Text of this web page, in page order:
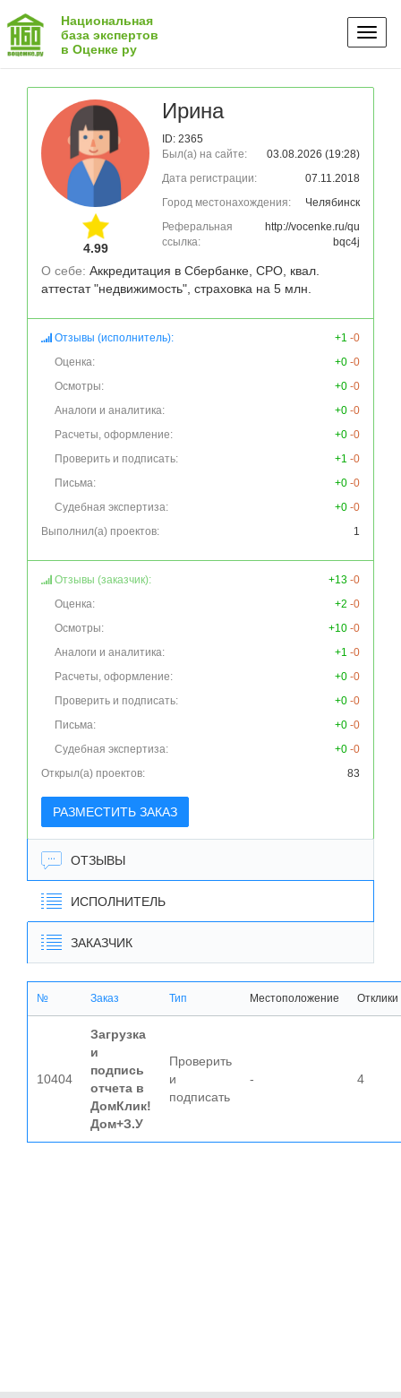
Национальная
база экспертов
в Оценке ру
4.99
Ирина
ID: 2365
Был(а) на сайте:
03.08.2026 (19:28)
Дата регистрации:
07.11.2018
Город местонахождения:
Челябинск
Реферальная
ссылка:
http://vocenke.ru/qu
bqc4j
О себе: Аккредитация в Сбербанке, СРО, квал.
аттестат "недвижимость", страховка на 5 млн.
Отзывы (исполнитель): +1 -0
Оценка:
+0 -0
Осмотры:
+0 -0
Аналоги и аналитика:
+0 -0
Расчеты, оформление:
+0 -0
Проверить и подписать:
+1 -0
Письма:
+0 -0
Судебная экспертиза:
+0 -0
Выполнил(а) проектов:
1
Отзывы (заказчик): +13 -0
Оценка:
+2 -0
Осмотры:
+10 -0
Аналоги и аналитика:
+1 -0
Расчеты, оформление:
+0 -0
Проверить и подписать:
+0 -0
Письма:
+0 -0
Судебная экспертиза:
+0 -0
Открыл(а) проектов:
83
РАЗМЕСТИТЬ ЗАКАЗ
ОТЗЫВЫ
ИСПОЛНИТЕЛЬ
ЗАКАЗЧИК
№ Заказ Тип Местоположение Отклики
10404
Загрузка
и
подпись
отчета в
ДомКлик!
Дом+З.У
Проверить
и
подписать
- 4